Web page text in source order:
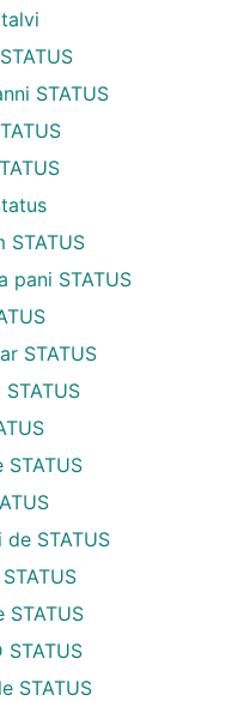
STATUS
STATUS
pani STATUS
STATUS
STATUS
de STATUS
STATUS
STATUS
STATUS